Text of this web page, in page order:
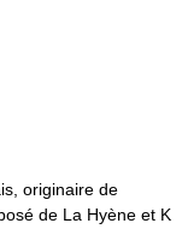
originaire de
de La Hyène et K